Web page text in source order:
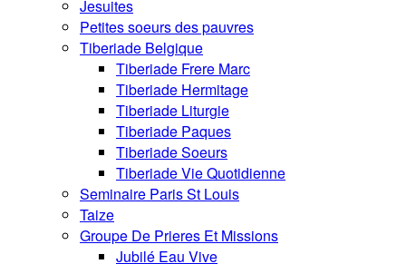
Jesuites
Petites soeurs des pauvres
Tiberiade Belgique
Tiberiade Frere Marc
Tiberiade Hermitage
Tiberiade Liturgie
Tiberiade Paques
Tiberiade Soeurs
Tiberiade Vie Quotidienne
Seminaire Paris St Louis
Taize
Groupe De Prieres Et Missions
Jubilé Eau Vive